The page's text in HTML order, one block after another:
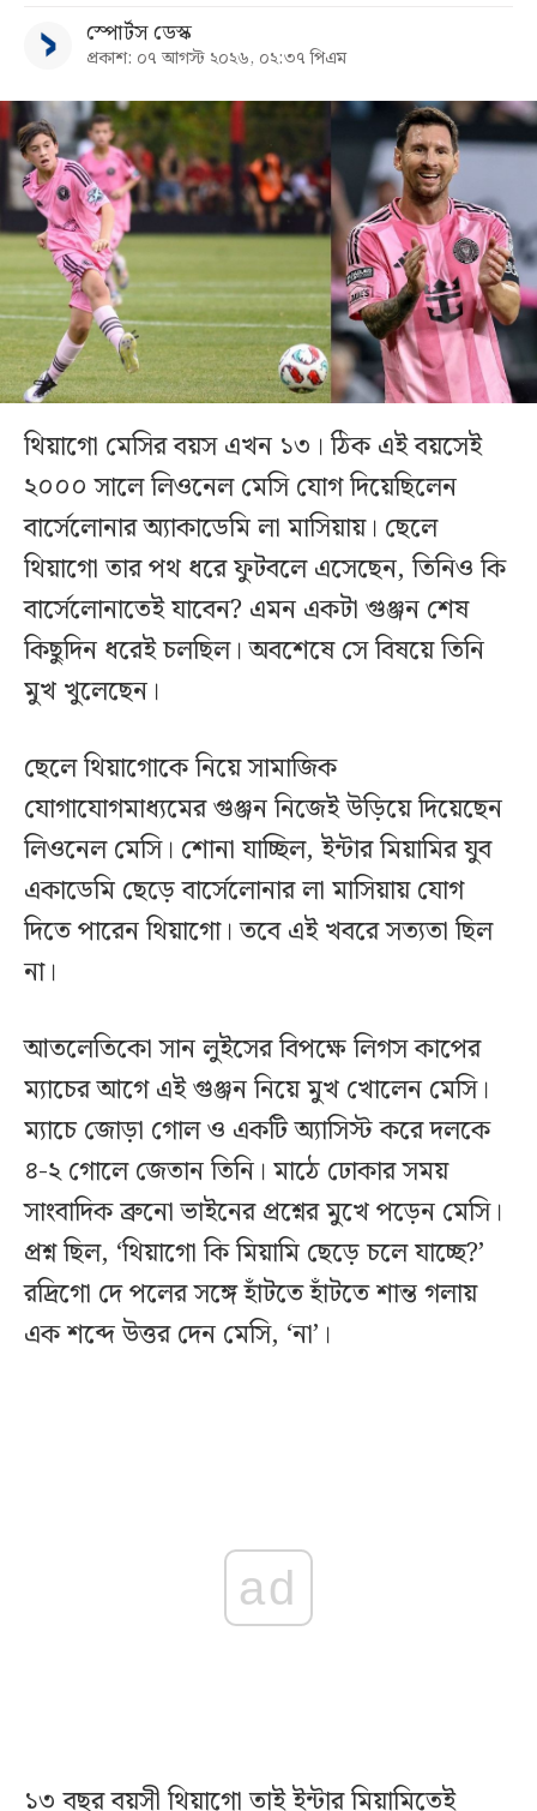
স্পোর্টস ডেস্ক
প্রকাশ: ০৭ আগস্ট ২০২৬, ০২:৩৭ পিএম
থিয়াগো মেসির বয়স এখন ১৩। ঠিক এই বয়সেই
২০০০ সালে লিওনেল মেসি যোগ দিয়েছিলেন
বার্সেলোনার অ্যাকাডেমি লা মাসিয়ায়। ছেলে
থিয়াগো তার পথ ধরে ফুটবলে এসেছেন, তিনিও কি
বার্সেলোনাতেই যাবেন? এমন একটা গুঞ্জন শেষ
কিছুদিন ধরেই চলছিল। অবশেষে সে বিষয়ে তিনি
মুখ খুলেছেন।
ছেলে থিয়াগোকে নিয়ে সামাজিক
যোগাযোগমাধ্যমের গুঞ্জন নিজেই উড়িয়ে দিয়েছেন
লিওনেল মেসি। শোনা যাচ্ছিল, ইন্টার মিয়ামির যুব
একাডেমি ছেড়ে বার্সেলোনার লা মাসিয়ায় যোগ
দিতে পারেন থিয়াগো। তবে এই খবরে সত্যতা ছিল
না।
আতলেতিকো সান লুইসের বিপক্ষে লিগস কাপের
ম্যাচের আগে এই গুঞ্জন নিয়ে মুখ খোলেন মেসি।
ম্যাচে জোড়া গোল ও একটি অ্যাসিস্ট করে দলকে
৪-২ গোলে জেতান তিনি। মাঠে ঢোকার সময়
সাংবাদিক ব্রুনো ভাইনের প্রশ্নের মুখে পড়েন মেসি।
প্রশ্ন ছিল, ‘থিয়াগো কি মিয়ামি ছেড়ে চলে যাচ্ছে?’
রদ্রিগো দে পলের সঙ্গে হাঁটতে হাঁটতে শান্ত গলায়
এক শব্দে উত্তর দেন মেসি, ‘না’।
ad
১৩ বছর বয়সী থিয়াগো তাই ইন্টার মিয়ামিতেই